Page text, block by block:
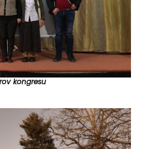
kongresu